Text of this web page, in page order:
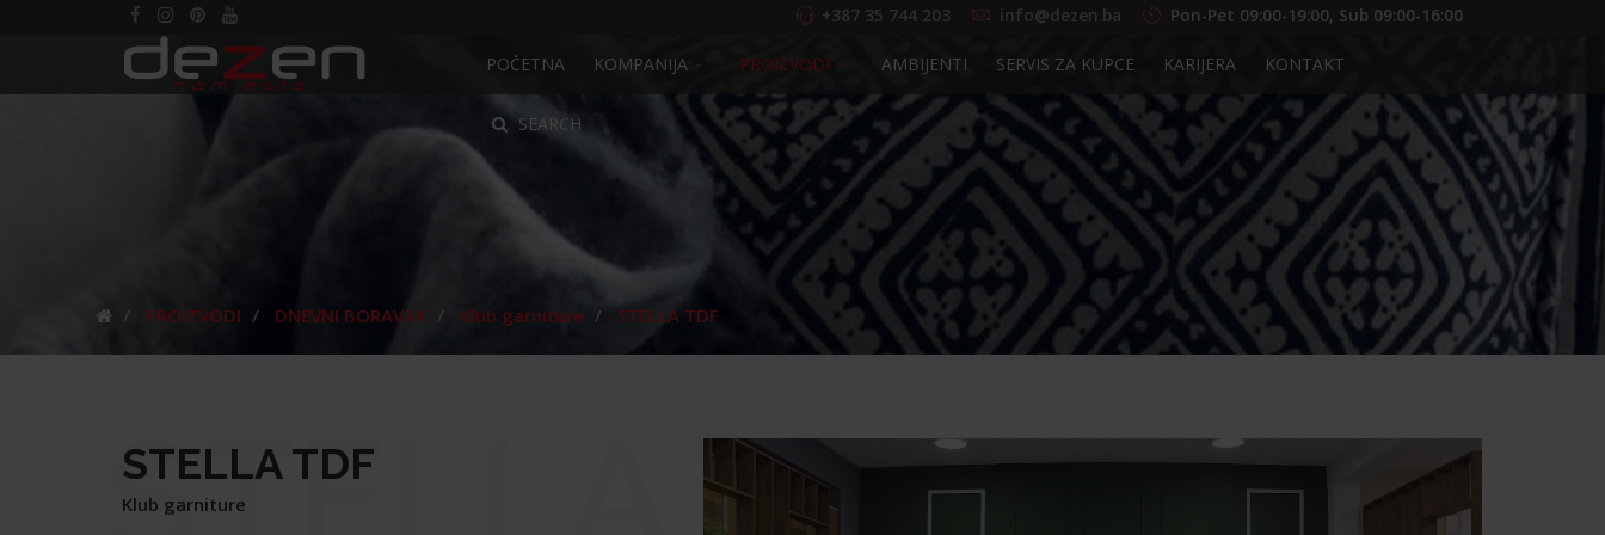
POČETNA KOMPANIJA PROIZVODI AMBIJENTI SERVIS ZA KUPCE KARIJERA KONTAKT
SEARCH
+387 35 744 203 info@dezen.ba Pon-Pet 09:00-19:00, Sub 09:00-16:00
PROIZVODI DNEVNI BORAVAK Klub garniture STELLA TDF
STELLA
STELLA TDF
Klub garniture